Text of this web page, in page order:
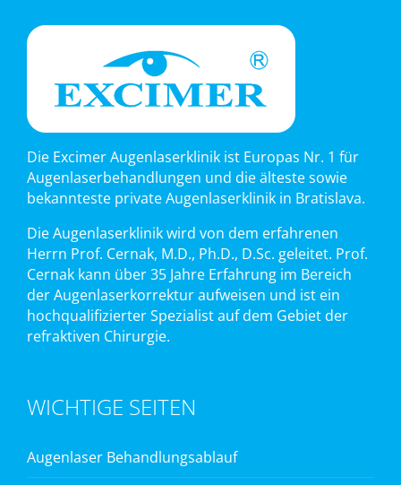
Die Excimer Augenlaserklinik ist Europas Nr. 1 für
Augenlaserbehandlungen und die älteste sowie
bekannteste private Augenlaserklinik in Bratislava.
Die Augenlaserklinik wird von dem erfahrenen
Herrn Prof. Cernak, M.D., Ph.D., D.Sc. geleitet. Prof.
Cernak kann über 35 Jahre Erfahrung im Bereich
der Augenlaserkorrektur aufweisen und ist ein
hochqualifizierter Spezialist auf dem Gebiet der
refraktiven Chirurgie.
WICHTIGE SEITEN
Augenlaser Behandlungsablauf